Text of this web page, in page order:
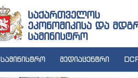
საქართველოს
ეკონომიკისა და
სამინისტრო
სამინისტრო მედიაცენტრი